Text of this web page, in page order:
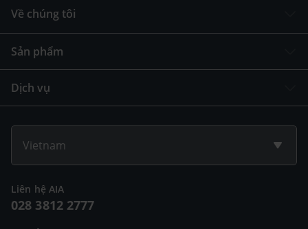
Về chúng tôi
Sản phẩm
Dịch vụ
Vietnam
Liên hệ AIA
028 3812 2777